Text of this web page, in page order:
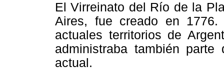
El Virreinato del Río de la
Aires, fue creado en
actuales territorios de
administraba también
actual.